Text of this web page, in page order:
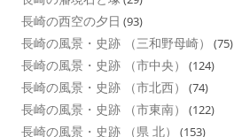
長崎の西空の夕日 (93)
長崎の風景・史跡 （三和野母崎） (75)
長崎の風景・史跡 （市中央） (124)
長崎の風景・史跡 （市北西） (74)
長崎の風景・史跡 （市東南） (122)
長崎の風景・史跡 （県 北） (153)